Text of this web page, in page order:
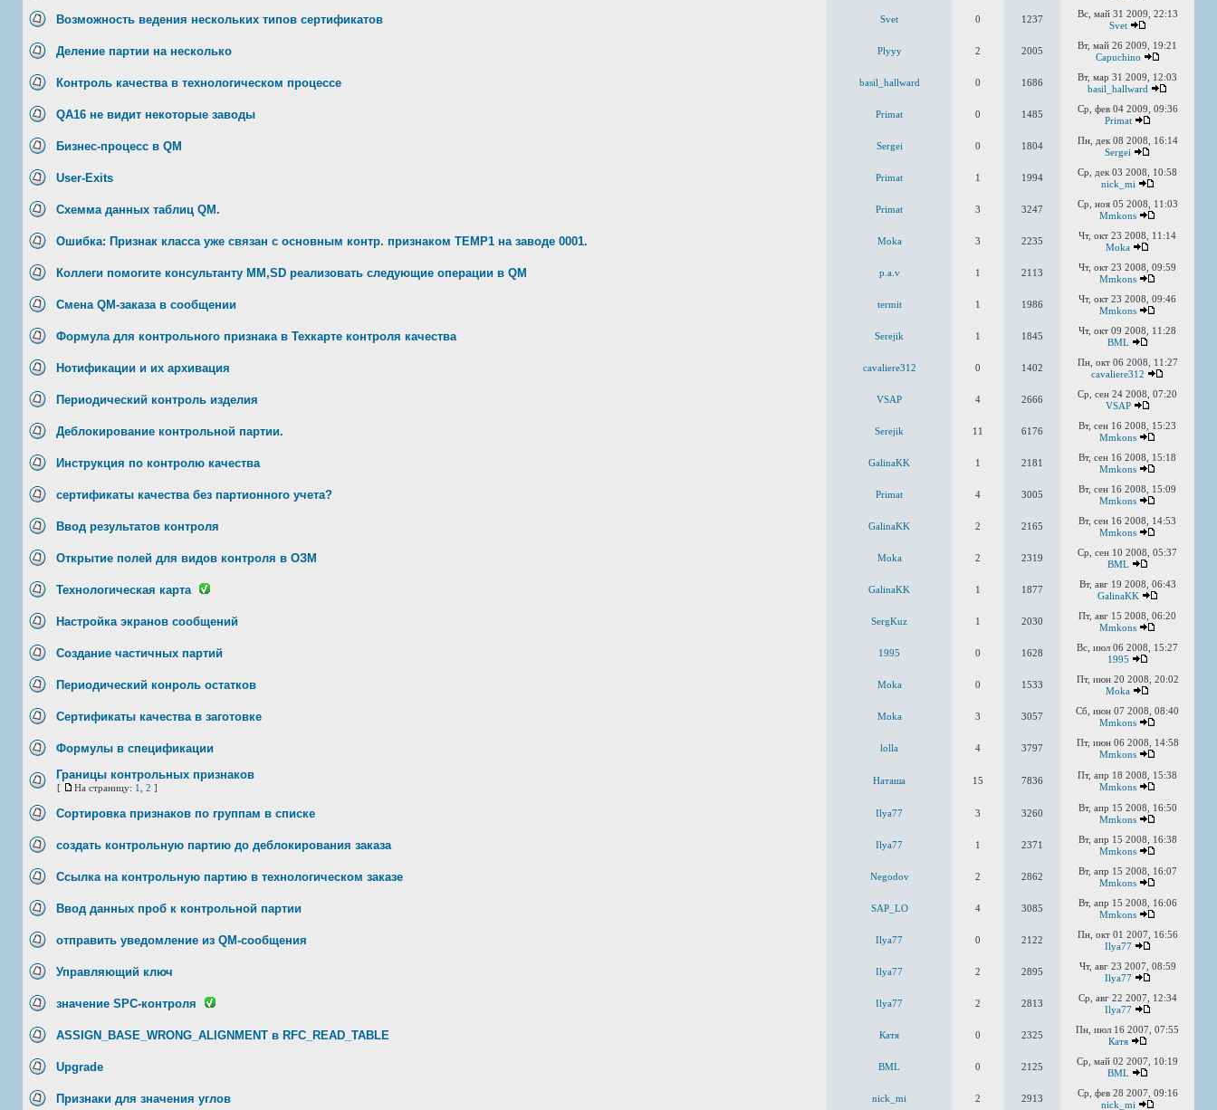
Возможность ведения нескольких типов сертификатов Svet 0 1237
Вс, май 31 2009, 22:13
Svet
Деление партии на несколько Plyyy 2 2005
Вт, май 26 2009, 19:21
Capuchino
Контроль качества в технологическом процессе basil_hallward 0 1686
Вт, мар 31 2009, 12:03
basil_hallward
QA16 не видит некоторые заводы Primat 0 1485
Ср, фев 04 2009, 09:36
Primat
Бизнес-процесс в QM Sergei 0 1804
Пн, дек 08 2008, 16:14
Sergei
User-Exits Primat 1 1994
Ср, дек 03 2008, 10:58
nick_mi
Схемма данных таблиц QM. Primat 3 3247
Ср, ноя 05 2008, 11:03
Mmkons
Ошибка: Признак класса уже связан с основным контр. признаком TEMP1 на заводе 0001. Moka 3 2235
Чт, окт 23 2008, 11:14
Moka
Коллеги помогите консультанту ММ,SD реализовать следующие операции в QM p.a.v 1 2113
Чт, окт 23 2008, 09:59
Mmkons
Смена QM-заказа в сообщении termit 1 1986
Чт, окт 23 2008, 09:46
Mmkons
Формула для контрольного признака в Техкарте контроля качества Serejik 1 1845
Чт, окт 09 2008, 11:28
BML
Нотификации и их архивация cavaliere312 0 1402
Пн, окт 06 2008, 11:27
cavaliere312
Периодический контроль изделия VSAP 4 2666
Ср, сен 24 2008, 07:20
VSAP
Деблокирование контрольной партии. Serejik 11 6176
Вт, сен 16 2008, 15:23
Mmkons
Инструкция по контролю качества GalinaKK 1 2181
Вт, сен 16 2008, 15:18
Mmkons
сертификаты качества без партионного учета? Primat 4 3005
Вт, сен 16 2008, 15:09
Mmkons
Ввод результатов контроля GalinaKK 2 2165
Вт, сен 16 2008, 14:53
Mmkons
Открытие полей для видов контроля в ОЗМ Moka 2 2319
Ср, сен 10 2008, 05:37
BML
Технологическая карта GalinaKK 1 1877
Вт, авг 19 2008, 06:43
GalinaKK
Настройка экранов сообщений SergKuz 1 2030
Пт, авг 15 2008, 06:20
Mmkons
Создание частичных партий 1995 0 1628
Вс, июл 06 2008, 15:27
1995
Периодический конроль остатков Moka 0 1533
Пт, июн 20 2008, 20:02
Moka
Сертификаты качества в заготовке Moka 3 3057
Сб, июн 07 2008, 08:40
Mmkons
Формулы в спецификации lolla 4 3797
Пт, июн 06 2008, 14:58
Mmkons
Границы контрольных признаков
[ На страницу: 1 2 ]
Наташа 15 7836
Пт, апр 18 2008, 15:38
Mmkons
Сортировка признаков по группам в списке Ilya77 3 3260
Вт, апр 15 2008, 16:50
Mmkons
создать контрольную партию до деблокирования заказа Ilya77 1 2371
Вт, апр 15 2008, 16:38
Mmkons
Ссылка на контрольную партию в технологическом заказе Negodov 2 2862
Вт, апр 15 2008, 16:07
Mmkons
Ввод данных проб к контрольной партии SAP_LO 4 3085
Вт, апр 15 2008, 16:06
Mmkons
отправить уведомление из QM-сообщения Ilya77 0 2122
Пн, окт 01 2007, 16:56
Ilya77
Управляющий ключ Ilya77 2 2895
Чт, авг 23 2007, 08:59
Ilya77
значение SPC-контроля Ilya77 2 2813
Ср, авг 22 2007, 12:34
Ilya77
ASSIGN_BASE_WRONG_ALIGNMENT в RFC_READ_TABLE Катя 0 2325
Пн, июл 16 2007, 07:55
Катя
Upgrade BML 0 2125
Ср, май 02 2007, 10:19
BML
Признаки для значения углов nick_mi 2 2913
Ср, фев 28 2007, 09:16
nick_mi